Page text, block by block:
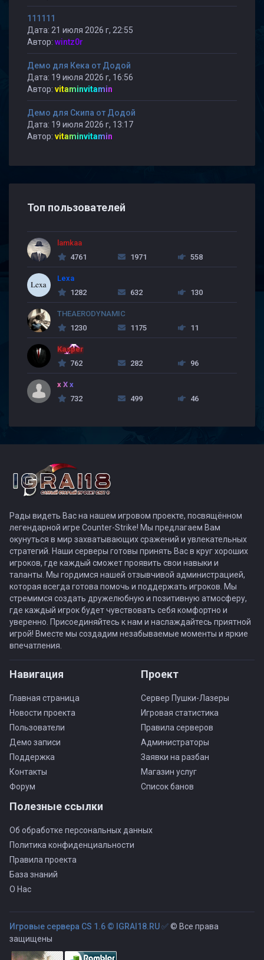
111111
Дата: 21 июля 2026 г, 22:55
Автор: wintz0r
Демо для Кека от Додой
Дата: 19 июля 2026 г, 16:56
Автор: vitaminvitamin
Демо для Скипа от Додой
Дата: 19 июля 2026 г, 13:17
Автор: vitaminvitamin
Топ пользователей
lamkaa
4761
1971 558
Lexa
1282
632 130
THEAERODYNAMIC
1230
1175 11
Kasper
762
282 96
x X x
732
499 46
Рады видеть Вас на нашем игровом проекте, посвящённом
легендарной игре Counter-Strike! Мы предлагаем Вам
окунуться в мир захватывающих сражений и увлекательных
стратегий. Наши серверы готовы принять Вас в круг хороших
игроков, где каждый сможет проявить свои навыки и
таланты. Мы гордимся нашей отзывчивой администрацией,
которая всегда готова помочь и поддержать игроков. Мы
стремимся создать дружелюбную и позитивную атмосферу,
где каждый игрок будет чувствовать себя комфортно и
уверенно. Присоединяйтесь к нам и наслаждайтесь приятной
игрой! Вместе мы создадим незабываемые моменты и яркие
впечатления.
Навигация
Главная страница
Новости проекта
Пользователи
Демо записи
Поддержка
Контакты
Форум
Проект
Сервер Пушки-Лазеры
Игровая статистика
Правила серверов
Администраторы
Заявки на разбан
Магазин услуг
Список банов
Полезные ссылки
Об обработке персональных данных
Политика конфиденциальности
Правила проекта
База знаний
О Нас
Игровые сервера CS 1.6 © IGRAI18.RU ✅© Все права
защищены